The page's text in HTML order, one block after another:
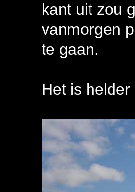
kant uit zou
vanmorgen
te gaan.
Het is